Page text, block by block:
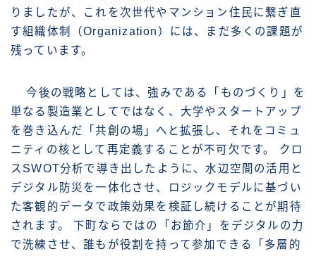
りましたが、これを次世代やマンション住民に繋ぎ直
す組織体制（Organization）には、まだ多くの課題が
残っています。
今後の戦略としては、強みである「ものづくり」を
単なる製造業としてではなく、大学やスタートアップ
を巻き込んだ「共創の場」へと拡張し、それをコミュ
ニティの核として再定義することが不可欠です。 クロ
スSWOT分析で導き出したように、水辺空間の活用と
デジタル防災を一体化させ、ロジックモデルに基づい
た客観的データで政策効果を検証し続けることが期待
されます。 下町ならではの「お節介」をデジタルの力
で洗練させ、誰もが役割を持って参加できる「多層的